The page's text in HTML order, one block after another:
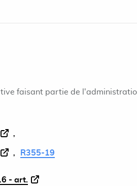
faisant partie de
R355-19
- art.